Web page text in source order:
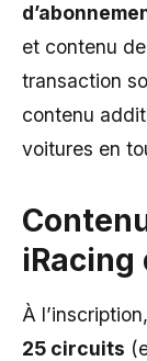
et contenu
transaction
contenu
voitures en
iRacing
À
25 circuits